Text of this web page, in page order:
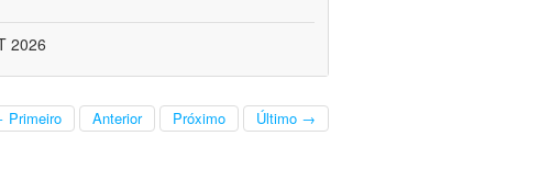
2026
Primeiro Anterior Próximo Último →